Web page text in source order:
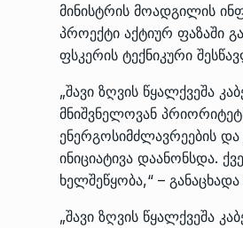
მინისტრის მოადგილის
პროექტი აქტიურ ფაზაში
ფსკერის ტექნიკური
„შავი ზღვის წყალქვეშა
მნიშვნელოვან
ენერგოსიმძლავრეების
ინიციატივა დაანონსდა.
ხელშეწყობა,“ –
„შავი ზღვის წყალქვეშა